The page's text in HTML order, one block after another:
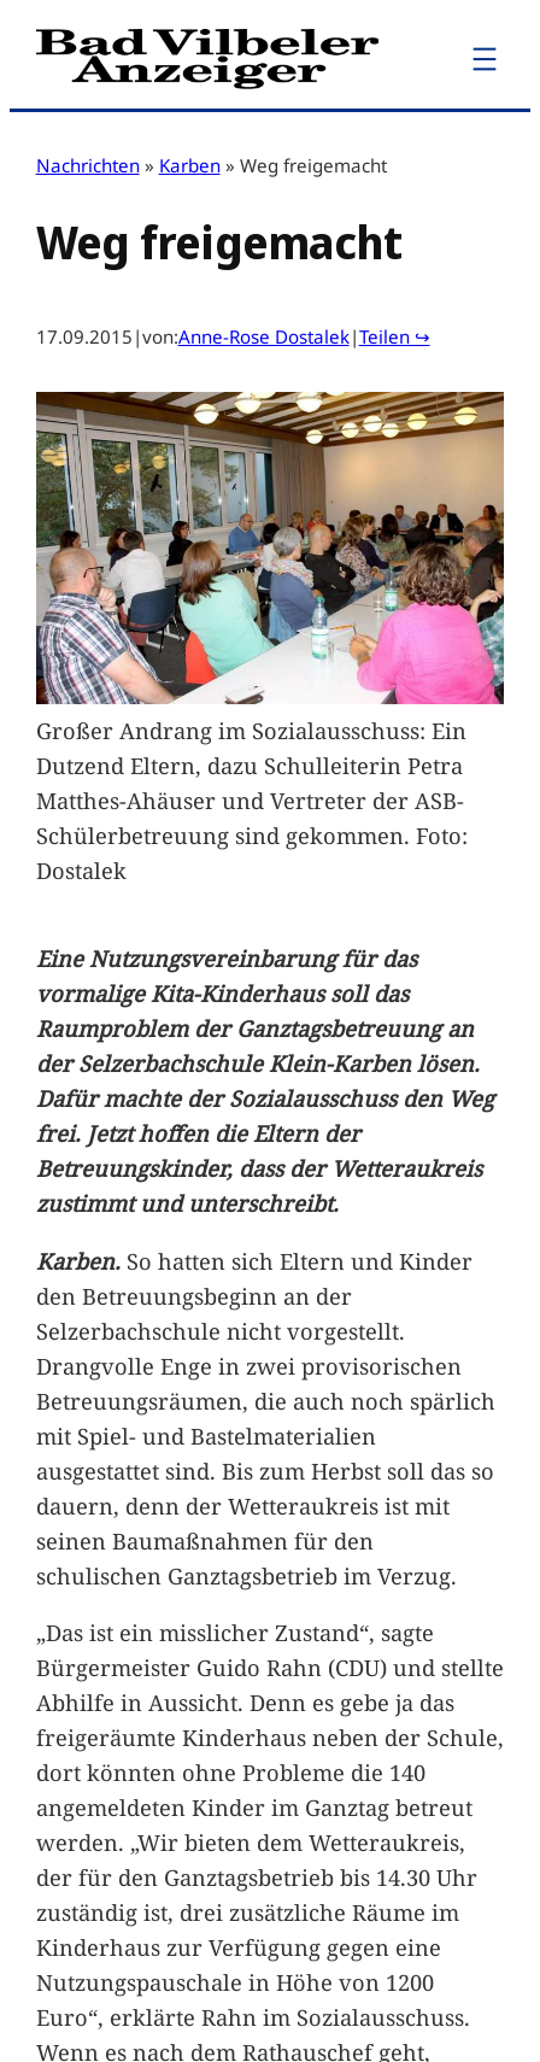
Zum
Inhalt
Nachrichten » Karben » Weg freigemacht
Weg freigemacht
17.09.2015 |von:Anne-Rose Dostalek|Teilen ↪
Großer Andrang im Sozialausschuss: Ein
Dutzend Eltern, dazu Schulleiterin Petra
Matthes-Ahäuser und Vertreter der ASB-
Schülerbetreuung sind gekommen. Foto:
Dostalek
Eine Nutzungsvereinbarung für das
vormalige Kita-Kinderhaus soll das
Raumproblem der Ganztagsbetreuung an
der Selzerbachschule Klein-Karben lösen.
Dafür machte der Sozialausschuss den Weg
frei. Jetzt hoffen die Eltern der
Betreuungskinder, dass der Wetteraukreis
zustimmt und unterschreibt.
Karben.So hatten sich Eltern und Kinder
den Betreuungsbeginn an der
Selzerbachschule nicht vorgestellt.
Drangvolle Enge in zwei provisorischen
Betreuungsräumen, die auch noch spärlich
mit Spiel- und Bastelmaterialien
ausgestattet sind. Bis zum Herbst soll das so
dauern, denn der Wetteraukreis ist mit
seinen Baumaßnahmen für den
schulischen Ganztagsbetrieb im Verzug.
„Das ist ein misslicher Zustand“, sagte
Bürgermeister Guido Rahn (CDU) und stellte
Abhilfe in Aussicht. Denn es gebe ja das
freigeräumte Kinderhaus neben der Schule,
dort könnten ohne Probleme die 140
angemeldeten Kinder im Ganztag betreut
werden. „Wir bieten dem Wetteraukreis,
der für den Ganztagsbetrieb bis 14.30 Uhr
zuständig ist, drei zusätzliche Räume im
Kinderhaus zur Verfügung gegen eine
Nutzungspauschale in Höhe von 1200
Euro“, erklärte Rahn im Sozialausschuss.
Wenn es nach dem Rathauschef geht,